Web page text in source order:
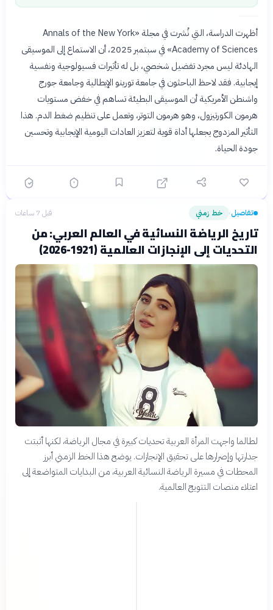
أظهرت الدراسة، التي نُشرت في مجلة «Annals of the New York
Academy of Sciences» في سبتمبر 2025، أن الاستماع إلى الموسيقى
الهادئة ليس مجرد تفضيل شخصي، بل له تأثيرات فسيولوجية ونفسية
إيجابية. فقد لاحظ الباحثون في جامعة تورينو الإيطالية وجامعة جورج
واشنطن الأمريكية أن الموسيقى البطيئة تساهم في خفض مستويات
هرمون الكورتيزول، وهو هرمون التوتر، وتعمل على تنظيم ضغط الدم. هذا
التأثير المزدوج يجعلها أداة قوية لتعزيز العادات اليومية الإيجابية وتحسين
جودة الحياة.
تفاصيل› خط زمني قبل 7 ساعات
تاريخ الرياضة النسائية في العالم العربي: من
التحديات إلى الإنجازات العالمية (1921-2026)
لطالما واجهت المرأة العربية تحديات كبيرة في مجال الرياضة، لكنها أثبتت
جدارتها وإصرارها على تحقيق الإنجازات. يوضح هذا الخط الزمني أبرز
المحطات في مسيرة الرياضة النسائية العربية، من البدايات المتواضعة إلى
اعتلاء منصات التتويج العالمية.